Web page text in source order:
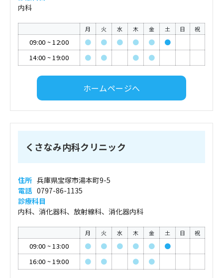
内科
月 火 水 木 金 土 日 祝
09:00 ~12:00 ● ● ● ● ●
●
14:00 ~19:00 ● ● ● ●
ホームページへ
くさなみ内科クリニック
住所 兵庫県宝塚市湯本町9-5
電話 0797-86-1135
診療科目
内科、消化器科、放射線科、消化器内科
月 火 水 木 金 土 日 祝
09:00 ~13:00 ● ● ● ● ●
●
16:00 ~19:00 ● ● ● ●